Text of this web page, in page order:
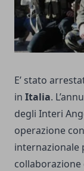
E’ stato
in Italia.
degli Interi
operazione
internazionale
collaborazione